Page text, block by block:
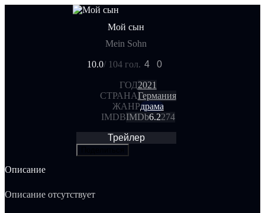
Мой сын
Mein Sohn
10.0/ 104 гол. 4 0
ГОД2021
СТРАНАГермания
ЖАНРдрама
IMDBIMDb6.2274
Трейлер
Описание
Описание отсутствует